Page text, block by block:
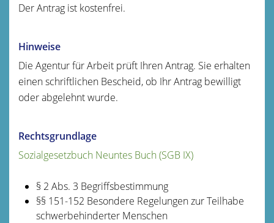
Der Antrag ist kostenfrei.
Hinweise
Die Agentur für Arbeit prüft Ihren Antrag. Sie erhalten
einen schriftlichen Bescheid, ob Ihr Antrag bewilligt
oder abgelehnt wurde.
Rechtsgrundlage
Sozialgesetzbuch Neuntes Buch (SGB IX)
§ 2 Abs. 3 Begriffsbestimmung
§§ 151-152 Besondere Regelungen zur Teilhabe
schwerbehinderter Menschen